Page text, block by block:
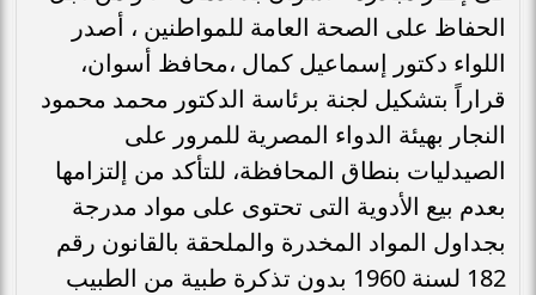
الحفاظ على الصحة العامة للمواطنين ، أصدر
اللواء دكتور إسماعيل كمال ،محافظ أسوان،
قراراً بتشكيل لجنة برئاسة الدكتور محمد محمود
النجار بهيئة الدواء المصرية للمرور على
الصيدليات بنطاق المحافظة، للتأكد من إلتزامها
بعدم بيع الأدوية التى تحتوى على مواد مدرجة
بجداول المواد المخدرة والملحقة بالقانون رقم
182 لسنة 1960 بدون تذكرة طبية من الطبيب